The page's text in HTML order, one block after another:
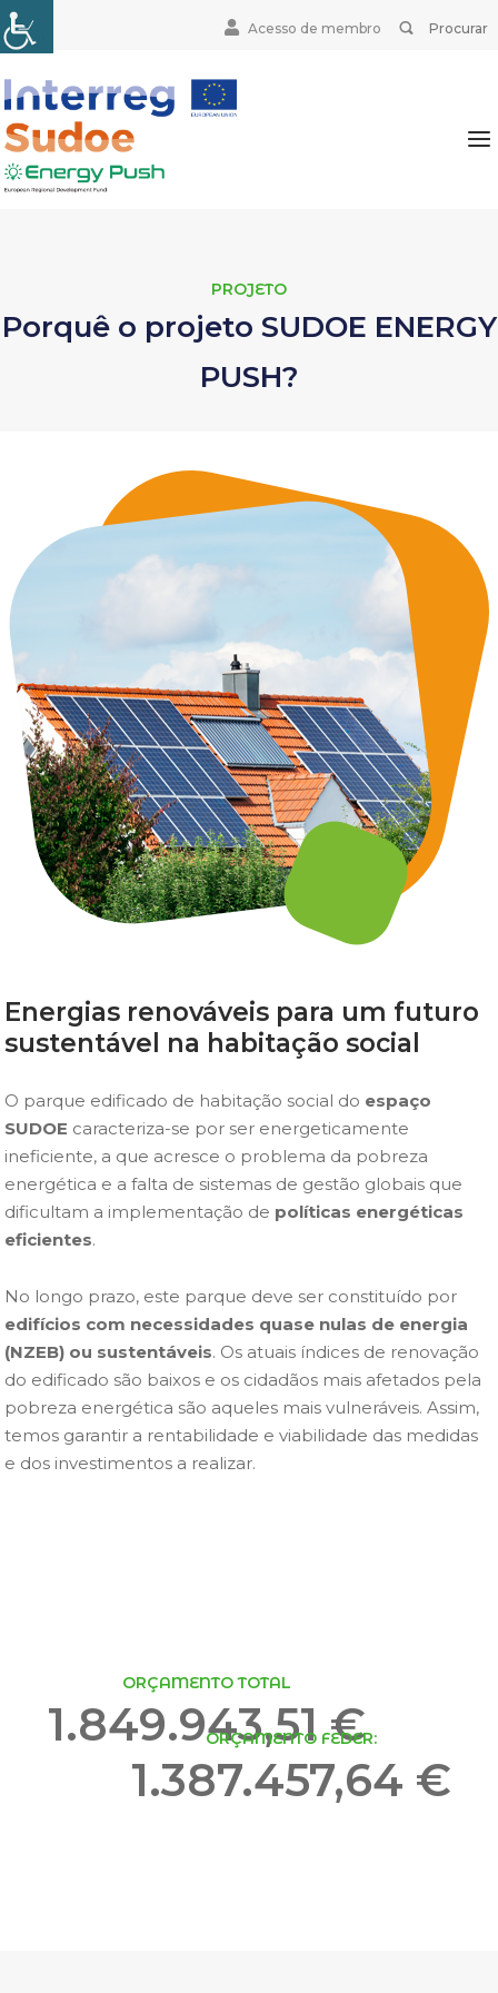
Skip
to
Acesso de membro
Search
BUSCAR
Home
PROJETO
Porquê o projeto SUDOE ENERGY
PUSH?
Energias renováveis ​​para um futuro
sustentável na habitação social
O parque edificado de habitação social do espaço
SUDOE caracteriza-se por ser energeticamente
ineficiente, a que acresce o problema da pobreza
energética e a falta de sistemas de gestão globais que
dificultam a implementação de políticas energéticas
eficientes.
No longo prazo, este parque deve ser constituído por
edifícios com necessidades quase nulas de energia
(NZEB) ou sustentáveis. Os atuais índices de renovação
do edificado são baixos e os cidadãos mais afetados pela
pobreza energética são aqueles mais vulneráveis. Assim,
temos garantir a rentabilidade e viabilidade das medidas
e dos investimentos a realizar.
ORÇAMENTO TOTAL
1.849.943,51 €
ORÇAMENTO FEDER:
1.387.457,64 €